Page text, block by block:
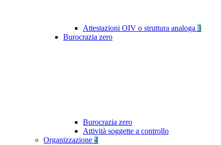
Attestazioni OIV o struttura analoga 3
Burocrazia zero
Burocrazia zero
Attività soggette a controllo
Organizzazione 4